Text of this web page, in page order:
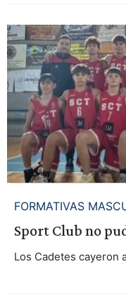
FORMATIVAS
Sport Club no
Los Cadetes cayeron